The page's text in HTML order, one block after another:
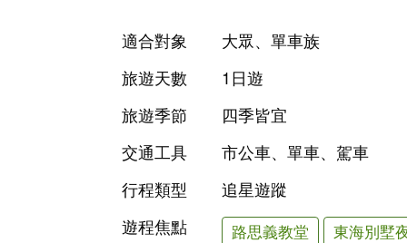
適合對象
大眾、單車族
旅遊天數
1日遊
旅遊季節
四季皆宜
交通工具
市公車、單車、駕車
行程類型
追星遊蹤
遊程焦點
路思義教堂 東海別墅